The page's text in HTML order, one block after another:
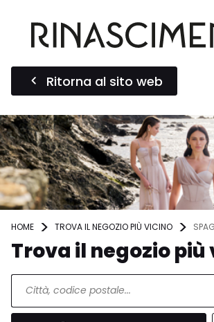
Ritorna al sito web
HOME TROVA IL NEGOZIO PIÙ VICINO
Trova il negozio più